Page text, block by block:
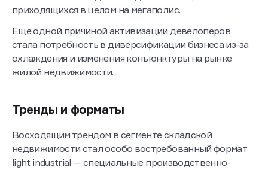
в 13 млн кв. м складской недвижимости,
Еще одной причиной активизации девелоперов
стала потребность в диверсификации бизнеса из-за
охлаждения и изменения конъюнктуры на рынке
Восходящим трендом в сегменте складской
недвижимости стал особо востребованный формат